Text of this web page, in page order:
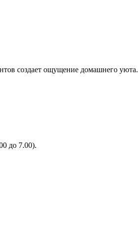
создает ощущение домашнего уюта.
до 7.00).